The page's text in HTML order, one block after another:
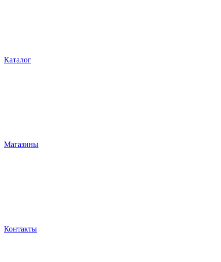
Каталог
Магазины
Контакты